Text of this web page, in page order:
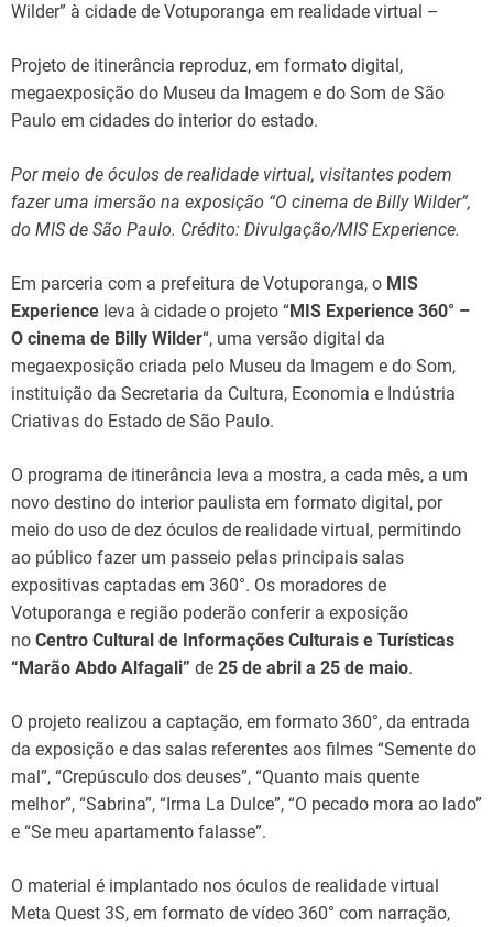
Wilder” à cidade de Votuporanga em realidade virtual –
Projeto de itinerância reproduz, em formato digital,
megaexposição do Museu da Imagem e do Som de São
Paulo em cidades do interior do estado.
Por meio de óculos de realidade virtual, visitantes podem
fazer uma imersão na exposição “O cinema de Billy Wilder”,
do MIS de São Paulo. Crédito: Divulgação/MIS Experience.
Em parceria com a prefeitura de Votuporanga, o MIS
Experience leva à cidade o projeto “MIS Experience 360° –
O cinema de Billy Wilder“, uma versão digital da
megaexposição criada pelo Museu da Imagem e do Som,
instituição da Secretaria da Cultura, Economia e Indústria
Criativas do Estado de São Paulo.
O programa de itinerância leva a mostra, a cada mês, a um
novo destino do interior paulista em formato digital, por
meio do uso de dez óculos de realidade virtual, permitindo
ao público fazer um passeio pelas principais salas
expositivas captadas em 360°. Os moradores de
Votuporanga e região poderão conferir a exposição
no Centro Cultural de Informações Culturais e Turísticas
“Marão Abdo Alfagali” de 25 de abril a 25 de maio.
O projeto realizou a captação, em formato 360°, da entrada
da exposição e das salas referentes aos filmes “Semente do
mal”, “Crepúsculo dos deuses”, “Quanto mais quente
melhor”, “Sabrina”, “Irma La Dulce”, “O pecado mora ao lado”
e “Se meu apartamento falasse”.
O material é implantado nos óculos de realidade virtual
Meta Quest 3S, em formato de vídeo 360° com narração,